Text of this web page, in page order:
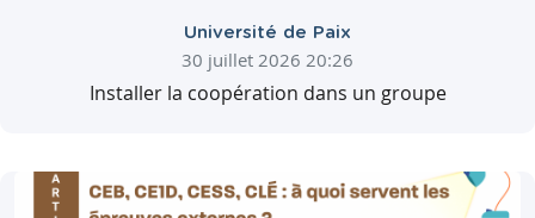
Université de Paix
30 juillet 2026 20:26
Installer la coopération dans un groupe